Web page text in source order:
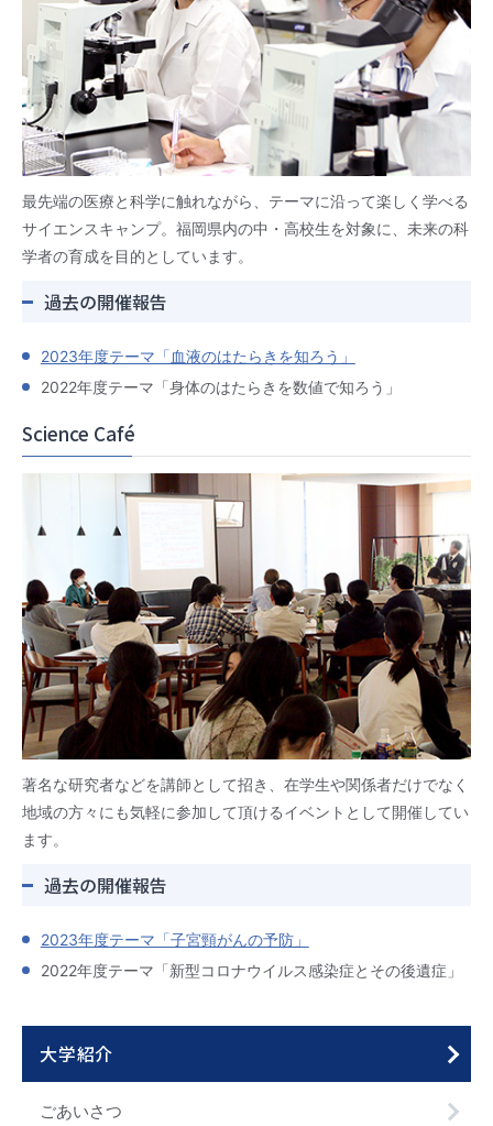
最先端の医療と科学に触れながら、テーマに沿って楽しく学べる
サイエンスキャンプ。福岡県内の中・高校生を対象に、未来の科
学者の育成を目的としています。
過去の開催報告
2023年度テーマ「血液のはたらきを知ろう」
2022年度テーマ「身体のはたらきを数値で知ろう」
Science Café
著名な研究者などを講師として招き、在学生や関係者だけでなく
地域の方々にも気軽に参加して頂けるイベントとして開催してい
ます。
過去の開催報告
2023年度テーマ「子宮頸がんの予防」
2022年度テーマ「新型コロナウイルス感染症とその後遺症」
大学紹介
ごあいさつ